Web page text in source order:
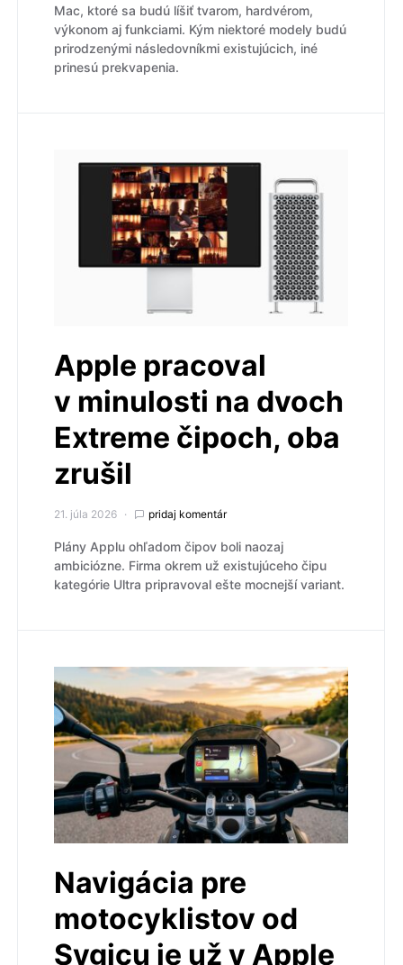
Mac, ktoré sa budú líšiť tvarom, hardvérom,
výkonom aj funkciami. Kým niektoré modely budú
prirodzenými následovníkmi existujúcich, iné
prinesú prekvapenia.
Apple pracoval
v minulosti na dvoch
Extreme čipoch, oba
zrušil
21. júla 2026 pridaj komentár
Plány Applu ohľadom čipov boli naozaj
ambiciózne. Firma okrem už existujúceho čipu
kategórie Ultra pripravoval ešte mocnejší variant.
Navigácia pre
motocyklistov od
Sygicu je už v Apple